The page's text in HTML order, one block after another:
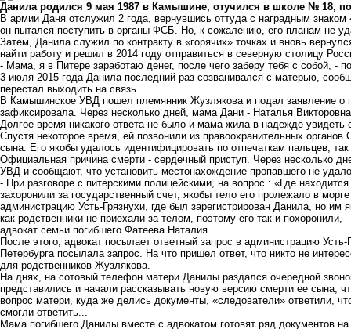
Данила родился 9 мая 1987 в Камышине, отучился в школе № 18,
В армии Даня отслужил 2 года, вернувшись оттуда с наградным
он пытался поступить в органы ФСБ. Но, к сожалению, его планам не
Затем, Данила служил по контракту в «горячих» точках и вновь
найти работу и решил в 2014 году отправиться в северную столицу
- Мама, я в Питере заработаю денег, после чего заберу тебя с собой, -
3 июля 2015 года Данила последний раз созванивался с матерью,
перестал выходить на связь.
В Камышинское УВД пошел племянник Жузлякова и подал заявление о
зафиксировала. Через несколько дней, мама Дани - Наталья
Долгое время никакого ответа не было и мама жила в надежде
Спустя некоторое время, ей позвонили из правоохранительных
сына. Его якобы удалось идентифицировать по отпечаткам пальцев,
Официальная причина смерти - сердечный приступ. Через несколько
УВД и сообщают, что установить местонахождение пропавшего не
- При разговоре с питерскими полицейскими, на вопрос : «Где
захоронили за государственный счет, якобы тело его пролежало в
администрацию Усть-Грязнухи, где был зарегистрирован Данила, но им
как родственники не приехали за телом, поэтому его так и
адвокат семьи погибшего Фатеева Наталия.
После этого, адвокат посылает ответный запрос в администрацию
Петербурга посылала запрос. На что пришел ответ, что никто не
для родственников Жузлякова.
На днях, на сотовый телефон матери Данилы раздался очередной
представились и начали рассказывать новую версию смерти ее сына,
вопрос матери, куда же делись документы, «следователи» ответили,
смогли ответить...
Мама погибшего Данилы вместе с адвокатом готовят ряд документов